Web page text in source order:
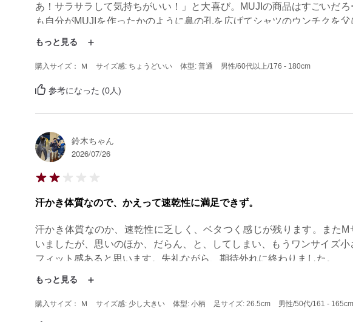
あ！サラサラして気持ちがいい！」と大喜び。MUJIの商品はすごいだろ
も自分がMUJIを作ったかのように鼻の孔を広げてシャツのウンチクを
せました。
もっと見る
購入サイズ： Ｍ サイズ感: ちょうどいい 体型: 普通 男性/60代以上/176 - 180cm
参考になった (0人)
鈴木ちゃん
2026/07/26
汗かき体質なので、かえって速乾性に満足できず。
汗かき体質なのか、速乾性に乏しく、ベタつく感じが残ります。またМ
いましたが、思いのほか、だらん、と、してしまい、もうワンサイズ小
フィット感あると思います。失礼ながら、期待外れに終わりました。
もっと見る
購入サイズ： Ｍ サイズ感: 少し大きい 体型: 小柄 足サイズ: 26.5cm 男性/50代/161 - 165cm